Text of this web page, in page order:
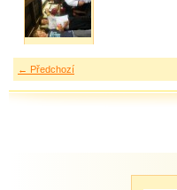
← Předchozí